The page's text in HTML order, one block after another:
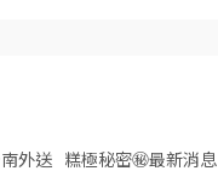
外送 糕極秘密㊙️最新消息